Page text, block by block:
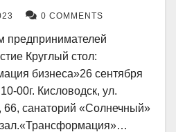
0 COMMENTS
предпринимателей
Круглый стол:
бизнеса»26 сентября
00г. Кисловодск, ул.
санаторий «Солнечный»